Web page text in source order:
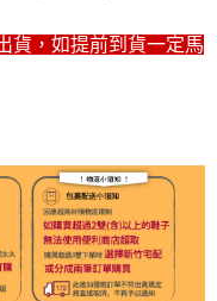
貨，如提前到貨一定馬